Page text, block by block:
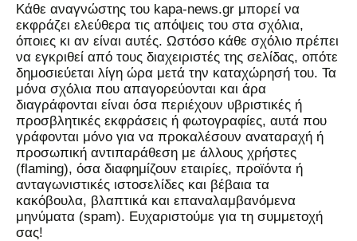
Kάθε αναγνώστης του kapa-news.gr μπορεί να
εκφράζει ελεύθερα τις απόψεις του στα σχόλια,
όποιες κι αν είναι αυτές. Ωστόσο κάθε σχόλιο πρέπει
να εγκριθεί από τους διαχειριστές της σελίδας, οπότε
δημοσιεύεται λίγη ώρα μετά την καταχώρησή του. Τα
μόνα σχόλια που απαγορεύονται και άρα
διαγράφονται είναι όσα περιέχουν υβριστικές ή
προσβλητικές εκφράσεις ή φωτογραφίες, αυτά που
γράφονται μόνο για να προκαλέσουν αναταραχή ή
προσωπική αντιπαράθεση με άλλους χρήστες
(flaming), όσα διαφημίζουν εταιρίες, προϊόντα ή
ανταγωνιστικές ιστοσελίδες και βέβαια τα
κακόβουλα, βλαπτικά και επαναλαμβανόμενα
μηνύματα (spam). Ευχαριστούμε για τη συμμετοχή
σας!